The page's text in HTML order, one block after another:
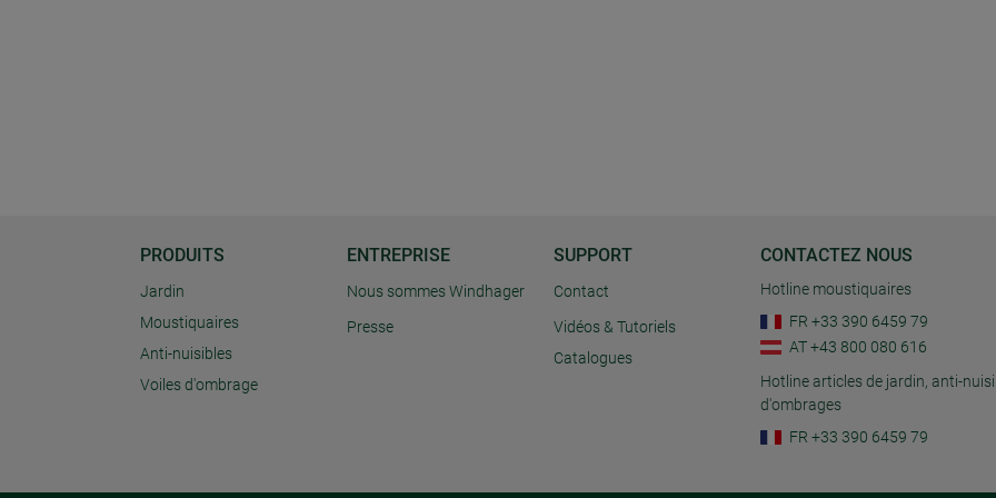
PRODUITS
Jardin
Moustiquaires
Anti-nuisibles
Voiles d'ombrage
ENTREPRISE
Nous sommes Windhager
Presse
SUPPORT
Contact
Vidéos & Tutoriels
Catalogues
CONTACTEZ NOUS
Hotline moustiquaires
FR +33 390 6459 79
AT +43 800 080 616
Hotline articles de jardin, anti-
d'ombrages
FR +33 390 6459 79